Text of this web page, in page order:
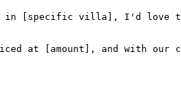
in [specific villa], I'd love to
at [amount], and with our